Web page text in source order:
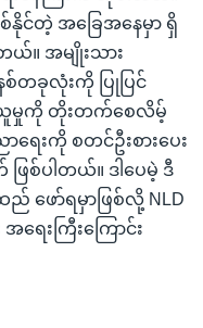
င်တဲ့ အခြေအနေမှာ ရှိ
ယ်။ အမျိုးသား
စ်တခုလုံးကို ပြုပြင်
င်ယူမှုကို တိုးတက်စေလိမ့်
ရေးကို စတင်ဦးစားပေး
ြစ်ပါတယ်။ ဒါပေမဲ့ ဒီ
ော်ရမှာဖြစ်လို့ NLD
းကြီးကြောင်း